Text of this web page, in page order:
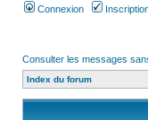
Connexion
Consulter les messages
Index du forum